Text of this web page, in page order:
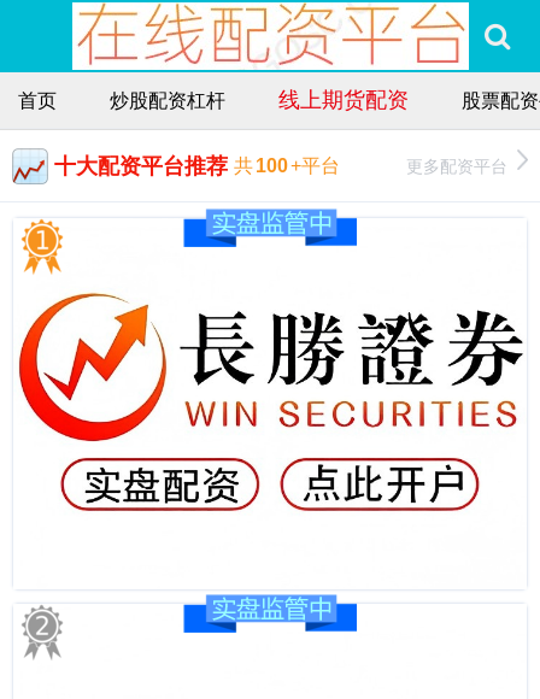
首页 炒股配资杠杆 线上期货配资 股票配
十大配资平台推荐 共100+平台 更多配资平台